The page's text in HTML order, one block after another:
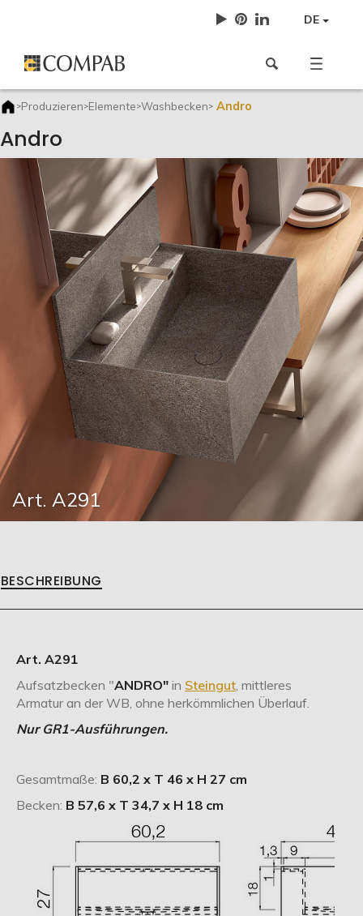
DE
>Produzieren>Elemente>Washbecken> Andro
Andro
Art. A291
BESCHREIBUNG
Art. A291
Aufsatzbecken "ANDRO" in Steingut , mittleres
Armatur an der WB, ohne herkömmlichen Überlauf.
Nur GR1-Ausführungen.
Gesamtmaße: B 60,2 x T 46 x H 27 cm
Becken: B 57,6 x T 34,7 x H 18 cm